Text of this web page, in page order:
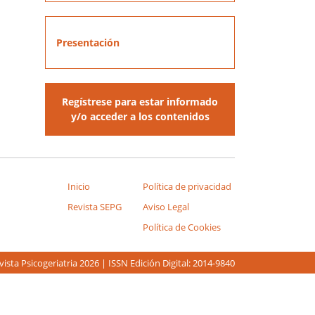
Presentación
Regístrese para estar informado
y/o acceder a los contenidos
Política de privacidad
Aviso Legal
Política de Cookies
Inicio
Revista SEPG
Psicogeriatria 2026 | ISSN Edición Digital: 2014-9840